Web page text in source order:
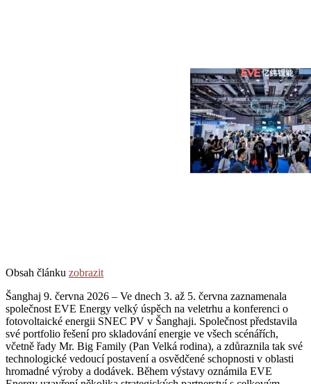
Obsah článku zobrazit
Šanghaj 9. června 2026 – Ve dnech 3. až 5. června zaznamenala
společnost EVE Energy velký úspěch na veletrhu a konferenci o
fotovoltaické energii SNEC PV v Šanghaji. Společnost představila
své portfolio řešení pro skladování energie ve všech scénářích,
včetně řady Mr. Big Family (Pan Velká rodina), a zdůraznila tak své
technologické vedoucí postavení a osvědčené schopnosti v oblasti
hromadné výroby a dodávek. Během výstavy oznámila EVE